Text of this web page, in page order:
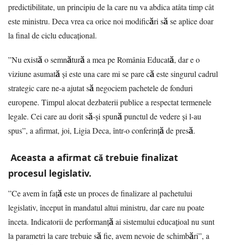
predictibilitate, un principiu de la care nu va abdica atâta timp cât
este ministru. Deca vrea ca orice noi modificări să se aplice doar
la final de ciclu educaţional.
”Nu există o semnătură a mea pe România Educată, dar e o
viziune asumată şi este una care mi se pare că este singurul cadrul
strategic care ne-a ajutat să negociem pachetele de fonduri
europene. Timpul alocat dezbaterii publice a respectat termenele
legale. Cei care au dorit să-şi spună punctul de vedere şi l-au
spus”, a afirmat, joi, Ligia Deca, într-o conferinţă de presă.
Aceasta a afirmat că trebuie finalizat
procesul legislativ.
”Ce avem în faţă este un proces de finalizare al pachetului
legislativ, început în mandatul altui ministru, dar care nu poate
înceta. Indicatorii de performanţă ai sistemului educaţioal nu sunt
la parametri la care trebuie să fie, avem nevoie de schimbări”, a